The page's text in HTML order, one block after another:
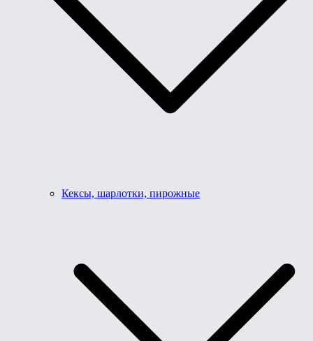
Кексы, шарлотки, пирожные